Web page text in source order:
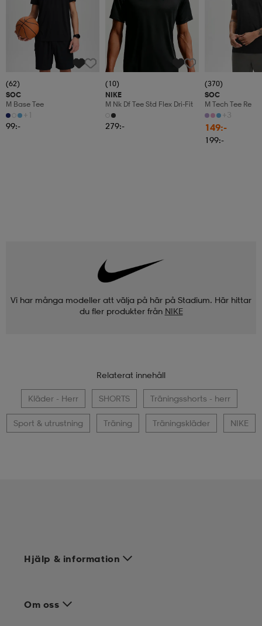
(62)
SOC
M Base Tee
+1
99:-
(10)
NIKE
M Nk Df Tee Std Flex Dri-Fit
279:-
(370)
SOC
M Tech Tee Re
+3
149:-
199:-
Vi har många modeller att välja på här på Stadium. Här hittar
du fler produkter från NIKE
Relaterat innehåll
Kläder - Herr SHORTS Träningsshorts - herr
Sport & utrustning Träning Träningskläder NIKE
Hjälp & information
Om oss